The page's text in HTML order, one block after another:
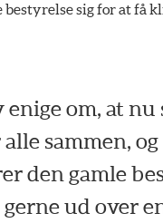
sig for at få
enige om, at
sammen,
den gamle
ud over